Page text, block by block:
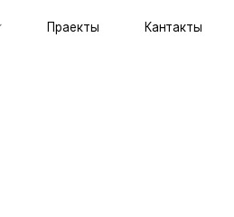
Праекты Кантакты